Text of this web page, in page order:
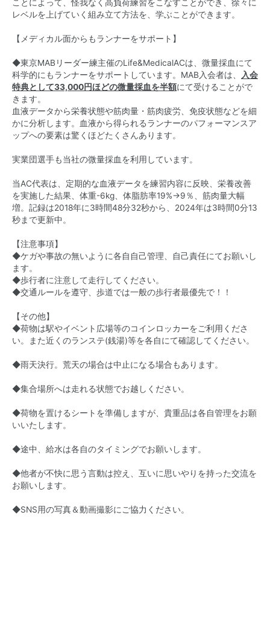
ことによって、怪我なく高負荷練習をこなすことができ、徐々に
レベルを上げていく組み立て方法を、学ぶことができます。
【メディカル面からもランナーをサポート】
◆東京MABリーダー練主催のLife&MedicalACは、微量採血にて
科学的にもランナーをサポートしています。MAB入会者は、 入会
特典として33,000円ほどの微量採血を半額にて受けることがで
きます。
血液データから栄養状態や筋肉量・筋肉疲労、免疫状態などを細
かに分析します。血液から得られるランナーのパフォーマンスア
ップへの要素は驚くほどたくさんあります。
実業団選手も当社の微量採血を利用しています。
当AC代表は、定期的な血液データを練習内容に反映、栄養改善
を実施した結果、体重-6kg、体脂肪率19%→9％、筋肉量大幅
増。記録は2018年に3時間48分32秒から、2024年は3時間0分13
秒まで更新中。
【注意事項】
◆ケガや事故の無いように各自自己管理、自己責任にてお願いし
ます。
◆歩行者に注意して走行してください。
◆交通ルールを遵守、歩道では一般の歩行者最優先で！！
【その他】
◆荷物は駅やイベント広場等のコインロッカーをご利用くださ
い。また近くのランステ(銭湯)等を各自にて確認してください。
◆雨天決行。荒天の場合は中止になる場合もあります。
◆集合場所へは走れる状態でお越しください。
◆荷物を置けるシートを準備しますが、貴重品は各自管理をお願
いいたします。
◆途中、給水は各自のタイミングでお願いします。
◆他者が不快に思う言動は控え、互いに思いやりを持った交流を
お願いします。
◆SNS用の写真＆動画撮影にご協力ください。